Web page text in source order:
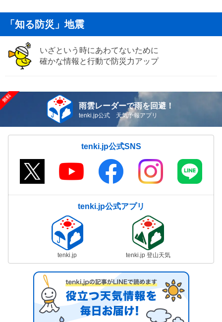
「知る防災」地震
いざという時にあわてないために
確かな情報と行動で防災力アップ
雨雲レーダーで雨を回避！
tenki.jp公式 天気予報アプリ
tenki.jp公式SNS
tenki.jp公式アプリ
tenki.jp tenki.jp 登山天気